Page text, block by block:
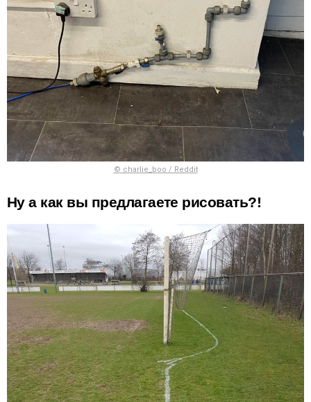
© charlie_boo / Reddit
Ну а как вы предлагаете рисовать?!